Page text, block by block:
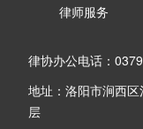
律师服务
律协办公电话：
地址：洛阳市涧西区
层